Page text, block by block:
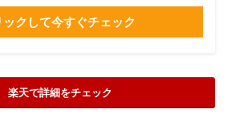
ックして今すぐチェック
楽天で詳細をチェック